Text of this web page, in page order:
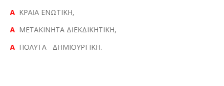
Α ΚΡΑΙΑ ΕΝΩΤΙΚΗ,
Α ΜΕΤΑΚΙΝΗΤΑ ΔΙΕΚΔΙΚΗΤΙΚΗ,
Α ΠΟΛΥΤΑ ΔΗΜΙΟΥΡΓΙΚΗ.